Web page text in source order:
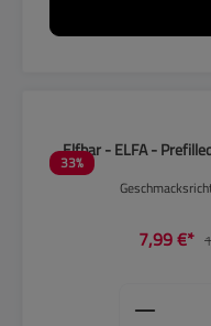
33%
Elfbar - ELFA -
7,99 €*